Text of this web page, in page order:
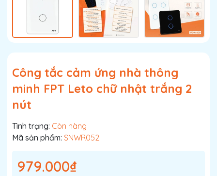
Công tắc cảm ứng nhà thông
minh FPT Leto chữ nhật trắng 2
nút
Tình trạng: Còn hàng
Mã sản phẩm: SNWR052
979.000₫